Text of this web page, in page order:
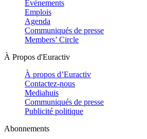
Evénements
Emplois
Agenda
Communiqués de presse
Members’ Circle
À Propos d'Euractiv
À propos d’Euractiv
Contactez-nous
Mediahuis
Communiqués de presse
Publicité politique
Abonnements